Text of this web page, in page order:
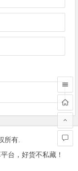
所有.
台，好货不私藏！